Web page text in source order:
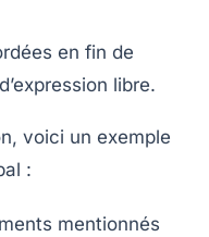
en fin de
libre.
voici un exemple
:
mentionnés